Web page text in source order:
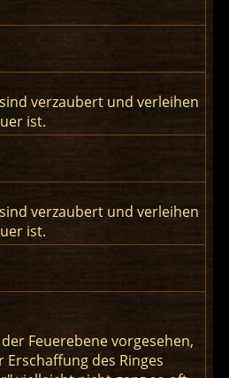
verzaubert und verleihen
ist.
verzaubert und verleihen
ist.
Feuerebene vorgesehen,
des Ringes